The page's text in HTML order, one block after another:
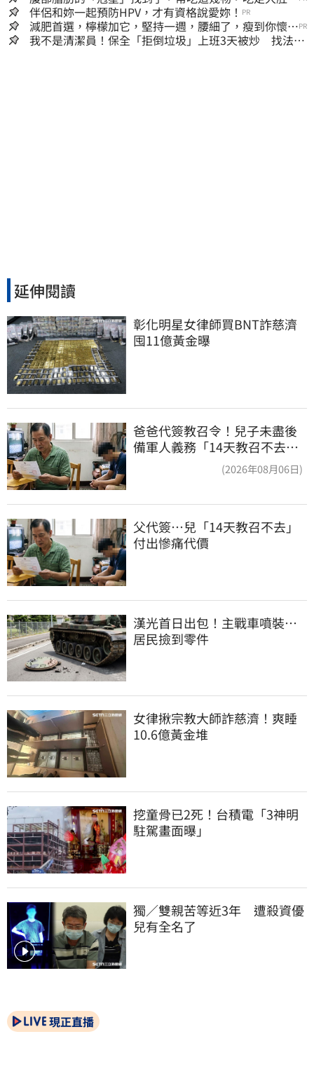
囊，瘦出小蠻腰
伴侶和妳一起預防HPV，才有資格說愛妳！ PR
減肥首選，檸檬加它，堅持一週，腰細了，瘦到你懷疑
人生
PR
我不是清潔員！保全「拒倒垃圾」上班3天被炒 找法院
延伸閱讀
彰化明星女律師買BNT詐慈濟
囤11億黃金曝
爸爸代簽教召令！兒子未盡後
備軍人義務「14天教召不去」
(2026年08月06日)
父代簽…兒「14天教召不去」
付出慘痛代價
漢光首日出包！主戰車噴裝…
居民撿到零件
女律揪宗教大師詐慈濟！爽睡
10.6億黃金堆
挖童骨已2死！台積電「3神明
駐駕畫面曝」
獨／雙親苦等近3年　遭殺資優
兒有全名了
現正直播